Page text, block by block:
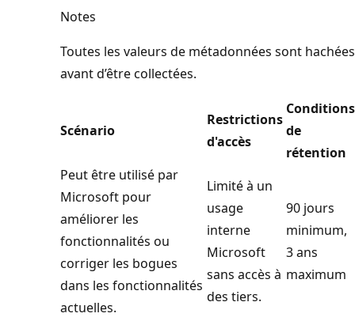
Notes
Toutes les valeurs de métadonnées sont hachées
avant d’être collectées.
Scénario
Restrictions
d'accès
Conditions
de
rétention
Peut être utilisé par
Microsoft pour
améliorer les
fonctionnalités ou
corriger les bogues
dans les fonctionnalités
actuelles.
Limité à un
usage
interne
Microsoft
sans accès à
des tiers.
90 jours
minimum,
3 ans
maximum